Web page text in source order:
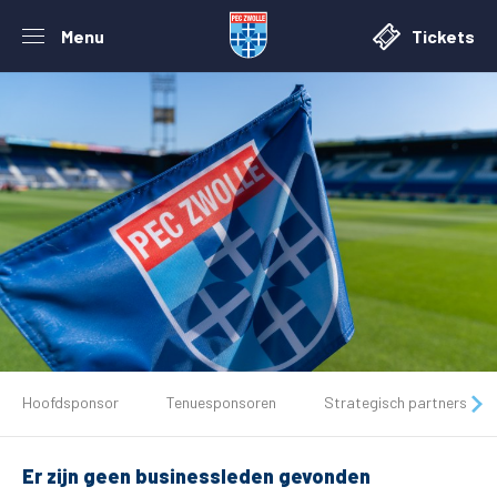
Menu Tickets
Tickets
Matchdays
Hoofdsponsor Tenuesponsoren Strategisch partners
Er zijn geen businessleden gevonden